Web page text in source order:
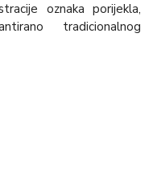
oznaka porijekla,
tradicionalnog